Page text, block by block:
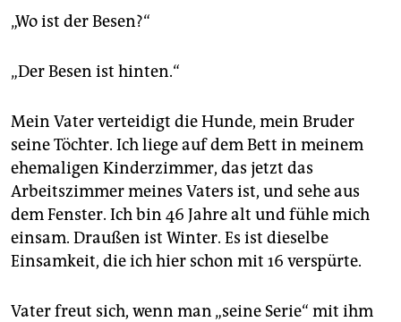
„Wo ist der Besen?“
„Der Besen ist hinten.“
Mein Vater verteidigt die Hunde, mein Bruder
seine Töchter. Ich liege auf dem Bett in meinem
ehemaligen Kinderzimmer, das jetzt das
Arbeitszimmer meines Vaters ist, und sehe aus
dem Fenster. Ich bin 46 Jahre alt und fühle mich
einsam. Draußen ist Winter. Es ist dieselbe
Einsamkeit, die ich hier schon mit 16 verspürte.
Vater freut sich, wenn man „seine Serie“ mit ihm